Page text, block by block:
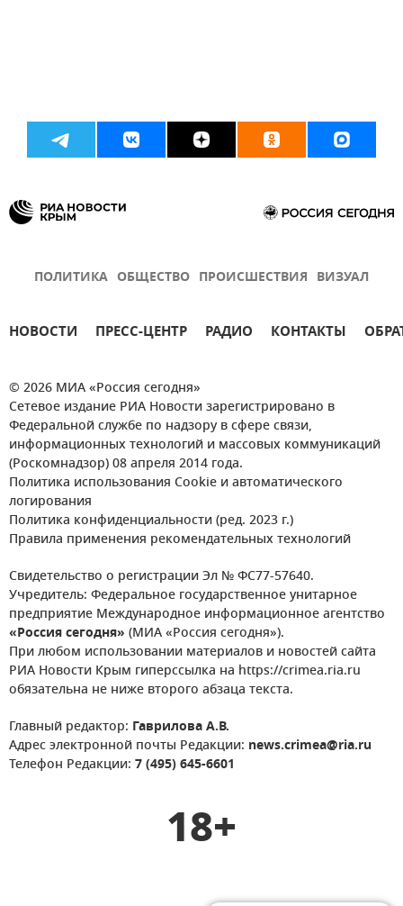
ПОЛИТИКА ОБЩЕСТВО ПРОИСШЕСТВИЯ ВИЗУАЛ
НОВОСТИ ПРЕСС-ЦЕНТР РАДИО КОНТАКТЫ
© 2026 МИА «Россия сегодня»
Сетевое издание РИА Новости зарегистрировано в
Федеральной службе по надзору в сфере связи,
информационных технологий и массовых коммуникаций
(Роскомнадзор) 08 апреля 2014 года.
Политика использования Cookie и автоматического
логирования
Политика конфиденциальности (ред. 2023 г.)
Правила применения рекомендательных технологий
Свидетельство о регистрации Эл № ФС77-57640.
Учредитель: Федеральное государственное унитарное
предприятие Международное информационное агентство
«Россия сегодня» (МИА «Россия сегодня»).
При любом использовании материалов и новостей сайта
РИА Новости Крым гиперссылка на https://crimea.ria.ru
обязательна не ниже второго абзаца текста.
Главный редактор: Гаврилова А.В.
Адрес электронной почты Редакции: news.crimea@ria.ru
Телефон Редакции: 7 (495) 645-6601
18+